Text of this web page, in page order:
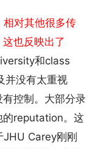
对其他很多传
也反映出了
和class
并没有太重视
控制。大部分录
的reputation。这
JHU Carey刚刚